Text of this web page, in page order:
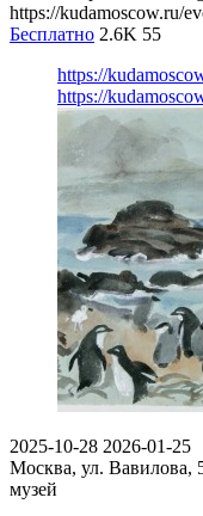
https://kudamoscow.ru/
Бесплатно 2.6K 55
https://
https://
2025-10-28 2026-01-25
Москва, ул. Вавилова,
музей